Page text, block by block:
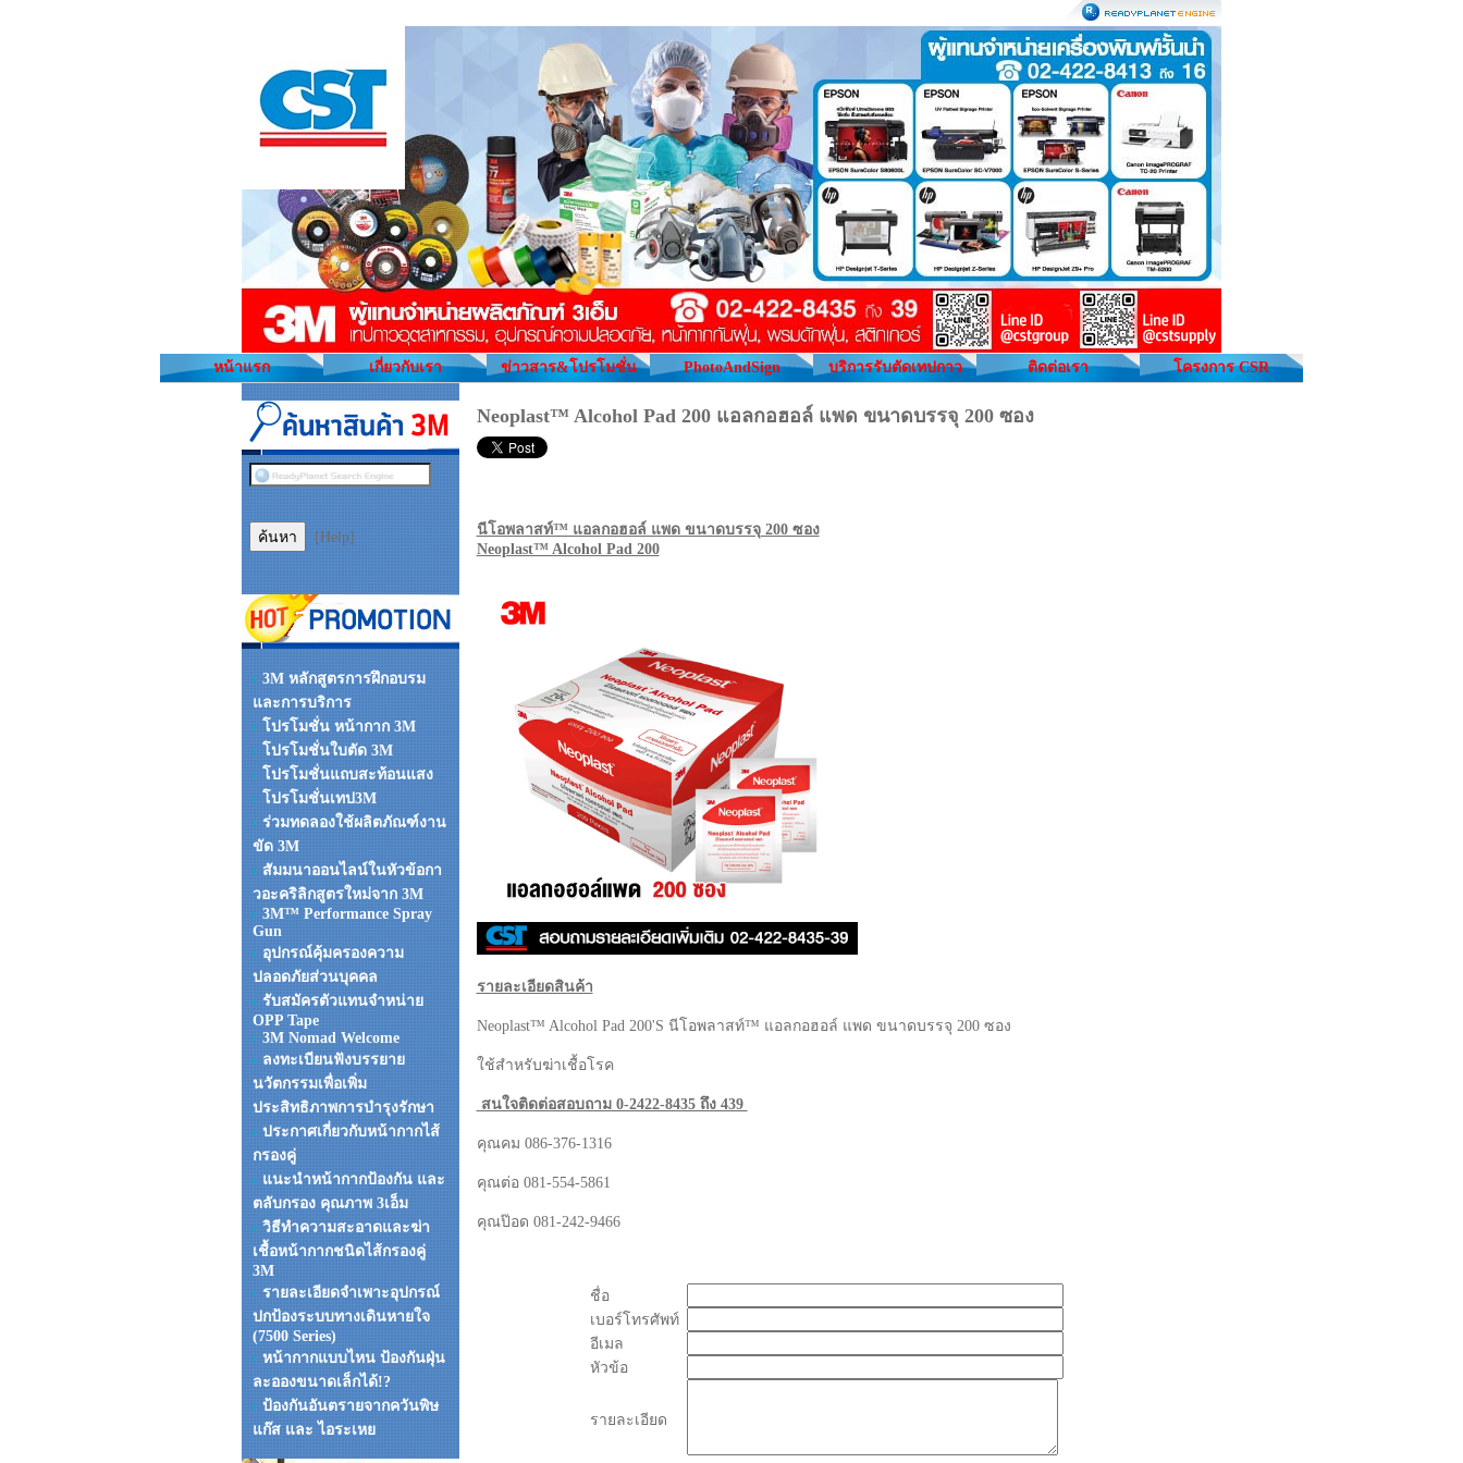
หน้าแรก เกี่ยวกับเรา ข่าวสาร&โปรโมชั่น PhotoAndSign บริการรับตัดเทปกาว ติดต่อเรา โครงการ CSR
[Help]
3M หลักสูตรการฝึกอบรม
และการบริการ
โปรโมชั่น หน้ากาก 3M
โปรโมชั่นใบตัด 3M
โปรโมชั่นแถบสะท้อนแสง
โปรโมชั่นเทป3M
ร่วมทดลองใช้ผลิตภัณฑ์งาน
ขัด 3M
สัมมนาออนไลน์ในหัวข้อกา
วอะคริลิกสูตรใหม่จาก 3M
3M™ Performance Spray
Gun
อุปกรณ์คุ้มครองความ
ปลอดภัยส่วนบุคคล
รับสมัครตัวแทนจำหน่าย
OPP Tape
3M Nomad Welcome
ลงทะเบียนฟังบรรยาย
นวัตกรรมเพื่อเพิ่ม
ประสิทธิภาพการบำรุงรักษา
ประกาศเกี่ยวกับหน้ากากไส้
กรองคู่
แนะนำหน้ากากป้องกัน และ
ตลับกรอง คุณภาพ 3เอ็ม
วิธีทำความสะอาดและฆ่า
เชื้อหน้ากากชนิดไส้กรองคู่
3M
รายละเอียดจำเพาะอุปกรณ์
ปกป้องระบบทางเดินหายใจ
(7500 Series)
หน้ากากแบบไหน ป้องกันฝุ่น
ละอองขนาดเล็กได้!?
ป้องกันอันตรายจากควันพิษ
แก๊ส และ ไอระเหย
Neoplast™ Alcohol Pad 200 แอลกอฮอล์ แพด ขนาดบรรจุ 200 ซอง
นีโอพลาสท์™ แอลกอฮอล์ แพด ขนาดบรรจุ 200 ซอง
Neoplast™ Alcohol Pad 200
รายละเอียดสินค้า
Neoplast™ Alcohol Pad 200'S นีโอพลาสท์™ แอลกอฮอล์ แพด ขนาดบรรจุ 200 ซอง
ใช้สำหรับฆ่าเชื้อโรค
สนใจติดต่อสอบถาม 0-2422-8435 ถึง 439
คุณคม 086-376-1316
คุณต่อ 081-554-5861
คุณป๊อด 081-242-9466
ชื่อ
เบอร์โทรศัพท์
อีเมล
หัวข้อ
รายละเอียด